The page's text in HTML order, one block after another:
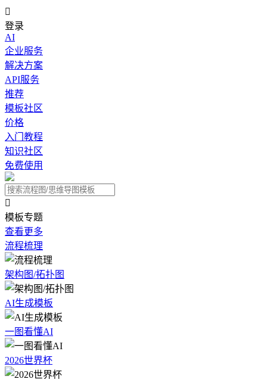

登录
AI
企业服务
解决方案
API服务
推荐
模板社区
价格
入门教程
知识社区
免费使用

模板专题
查看更多
流程梳理
架构图/拓扑图
AI生成模板
一图看懂AI
2026世界杯